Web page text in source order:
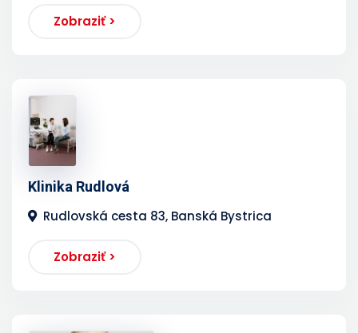
Zobraziť >
Klinika Rudlová
Rudlovská cesta 83, Banská Bystrica
Zobraziť >